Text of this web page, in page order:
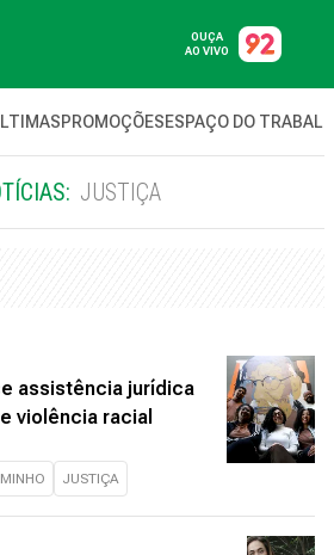
OUÇA
AO VIVO
PROMOÇÕESESPAÇO DO
JUSTIÇA
assistência jurídica
violência racial
JUSTIÇA